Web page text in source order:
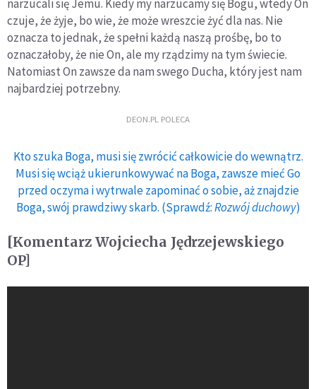
narzucali się Jemu. Kiedy my narzucamy się Bogu, wtedy On
czuje, że żyje, bo wie, że może wreszcie żyć dla nas. Nie
oznacza to jednak, że spełni każdą naszą prośbę, bo to
oznaczałoby, że nie On, ale my rządzimy na tym świecie.
Natomiast On zawsze da nam swego Ducha, który jest nam
najbardziej potrzebny.
DEON.PL POLECA
Kto szuka Boga, musi się zwrócić całkowicie do wewnątrz.
Musi się wciąż ukierunkowywać na Boga, zawsze mieć Go
przed oczyma i wytrwale zapominać o sobie, aż znajdzie
Boga, swój prawdziwy skarb. (Sprawdź:Rozwój duchowy)
[Komentarz Wojciecha Jędrzejewskiego
OP]